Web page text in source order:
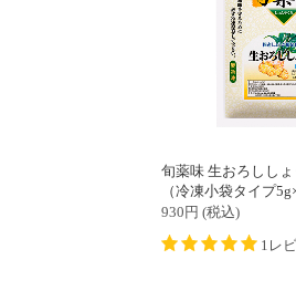
旬薬味 生おろしし
（冷凍小袋タイプ
930円(税込)
1レ